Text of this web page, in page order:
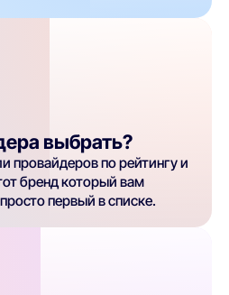
выбрать?
провайдеров по рейтингу и
бренд который вам
первый в списке.